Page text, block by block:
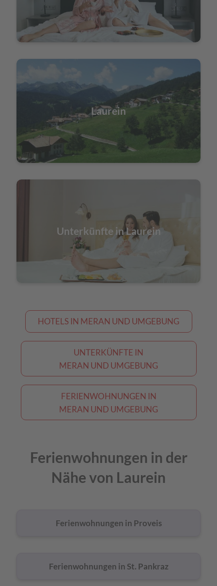
Laurein
Unterkünfte in Laurein
HOTELS IN MERAN UND UMGEBUNG
UNTERKÜNFTE IN
MERAN UND UMGEBUNG
FERIENWOHNUNGEN IN
MERAN UND UMGEBUNG
Ferienwohnungen in der
Nähe von Laurein
Ferienwohnungen in Proveis
Ferienwohnungen in St. Pankraz